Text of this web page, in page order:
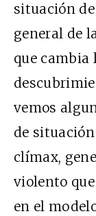
situación
general de
que
vemos
de
clímax,
violento
en el